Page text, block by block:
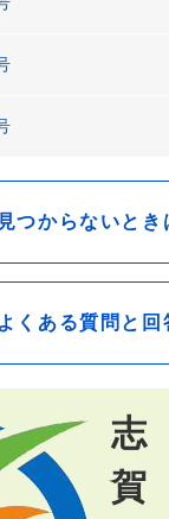
見つからないとき
よくある質問と回
志
賀